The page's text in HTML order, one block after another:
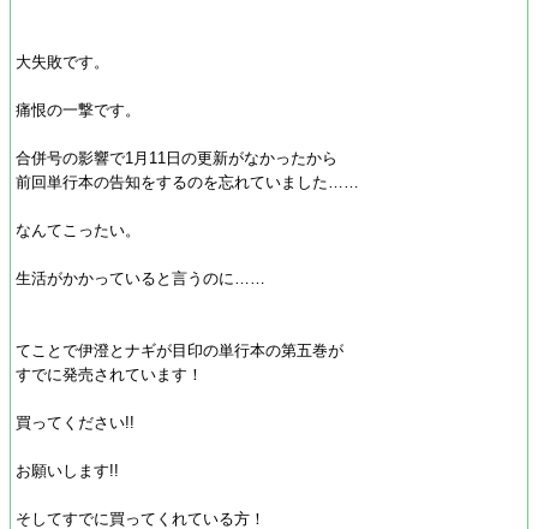
大失敗です。
痛恨の一撃です。
合併号の影響で1月11日の更新がなかったから
前回単行本の告知をするのを忘れていました……
なんてこったい。
生活がかかっていると言うのに……
てことで伊澄とナギが目印の単行本の第五巻が
すでに発売されています！
買ってください!!
お願いします!!
そしてすでに買ってくれている方！